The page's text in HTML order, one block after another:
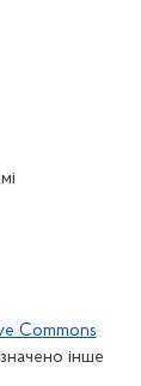
Commons
інше